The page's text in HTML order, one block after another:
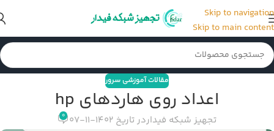
Skip to navigation
Skip to main content
مقالات آموزشی سرور
اعداد روی هاردهای hp
تجهیز شبکه فیداردر تاریخ 1402-11-07 0